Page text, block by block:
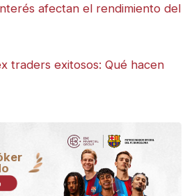
afectan el rendimiento del
traders exitosos: Qué hacen